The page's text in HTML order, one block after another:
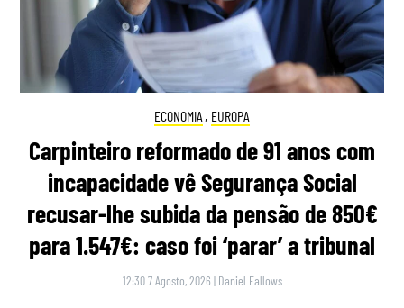
ECONOMIA , EUROPA
Carpinteiro reformado de 91 anos com
incapacidade vê Segurança Social
recusar-lhe subida da pensão de 850€
para 1.547€: caso foi ‘parar’ a tribunal
12:30 7 Agosto, 2026 | Daniel Fallows